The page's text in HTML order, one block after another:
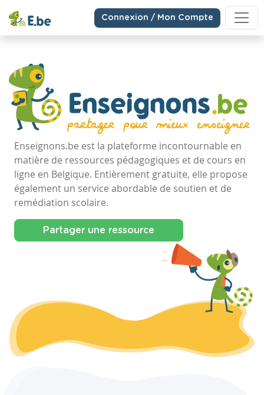
Connexion / Mon Compte
Enseignons.be est la plateforme incontournable en
matière de ressources pédagogiques et de cours en
ligne en Belgique. Entièrement gratuite, elle propose
également un service abordable de soutien et de
remédiation scolaire.
Partager une ressource